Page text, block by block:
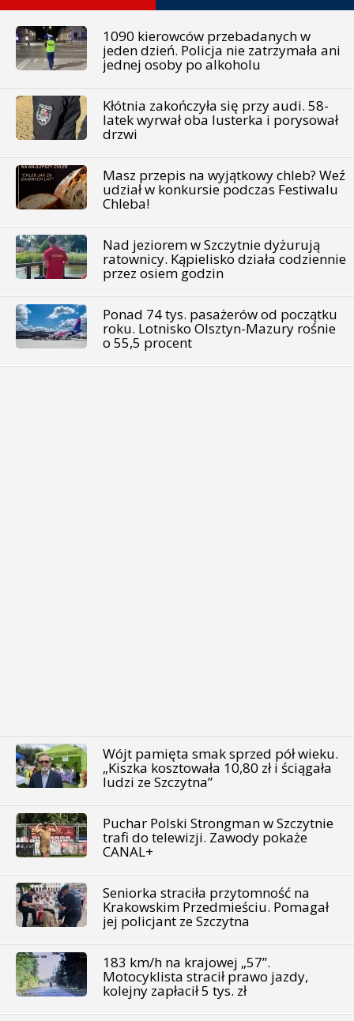
1090 kierowców przebadanych w
jeden dzień. Policja nie zatrzymała ani
jednej osoby po alkoholu
Kłótnia zakończyła się przy audi. 58-
latek wyrwał oba lusterka i porysował
drzwi
Masz przepis na wyjątkowy chleb? Weź
udział w konkursie podczas Festiwalu
Chleba!
Nad jeziorem w Szczytnie dyżurują
ratownicy. Kąpielisko działa codziennie
przez osiem godzin
Ponad 74 tys. pasażerów od początku
roku. Lotnisko Olsztyn-Mazury rośnie
o 55,5 procent
Wójt pamięta smak sprzed pół wieku.
„Kiszka kosztowała 10,80 zł i ściągała
ludzi ze Szczytna”
Puchar Polski Strongman w Szczytnie
trafi do telewizji. Zawody pokaże
CANAL+
Seniorka straciła przytomność na
Krakowskim Przedmieściu. Pomagał
jej policjant ze Szczytna
183 km/h na krajowej „57”.
Motocyklista stracił prawo jazdy,
kolejny zapłacił 5 tys. zł